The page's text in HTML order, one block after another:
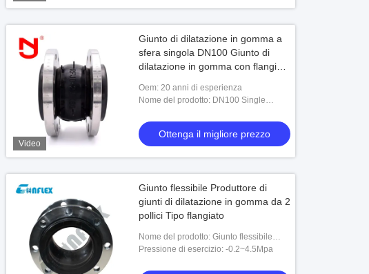
Video
Giunto di dilatazione in gomma a
sfera singola DN100 Giunto di
dilatazione in gomma con flangia
Oem: 20 anni di esperienza
Nome del prodotto: DN100 Single
Rubber Expansion Joint
Ottenga il migliore prezzo
Giunto flessibile Produttore di
giunti di dilatazione in gomma da 2
pollici Tipo flangiato
Nome del prodotto: Giunto flessibile
Produttore di giunti di dilatazione in
Pressione di esercizio: -0.2~4.5Mpa